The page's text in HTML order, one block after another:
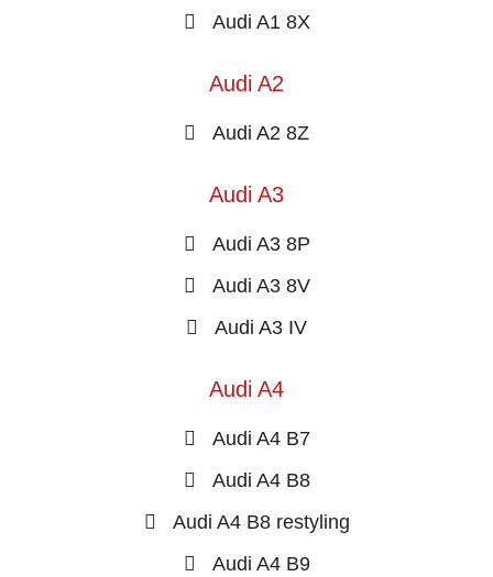
Audi A1 8X
Audi A2
Audi A2 8Z
Audi A3
Audi A3 8P
Audi A3 8V
Audi A3 IV
Audi A4
Audi A4 B7
Audi A4 B8
Audi A4 B8 restyling
Audi A4 B9